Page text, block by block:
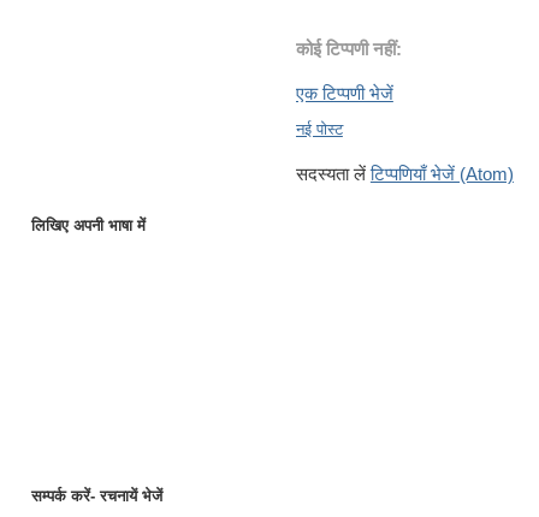
लिखिए अपनी भाषा में
सम्पर्क करें- रचनायें भेजें
कोई टिप्पणी नहीं:
एक टिप्पणी भेजें
नई पोस्ट
सदस्यता लेंटिप्पणियाँ भेजें (Atom)